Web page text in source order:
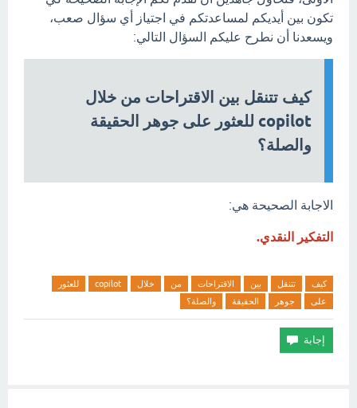
تكون بين أيديكم لمساعدتكم في اجتياز أي سؤال صعب،
ويسعدنا أن نطرح عليكم السؤال التالي:
كيف تتنقل بين الاقتراحات من خلال
copilot للعثور على جوهر الحقيقة
والصلة؟
الاجابة الصحيحة هي:
التفكير النقدي.
كيف تتنقل بين الاقتراحات من خلال copilot
للعثور
على
جوهر الحقيقة والصلة؟